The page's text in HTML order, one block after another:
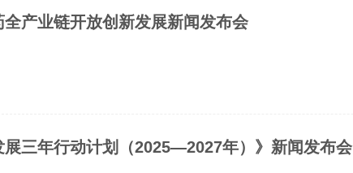
产业链开放创新发展新闻发布会
展三年行动计划（2025—2027年）》新闻发布会